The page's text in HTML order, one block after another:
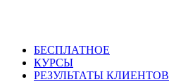
БЕСПЛАТНОЕ
КУРСЫ
РЕЗУЛЬТАТЫ КЛИЕНТОВ